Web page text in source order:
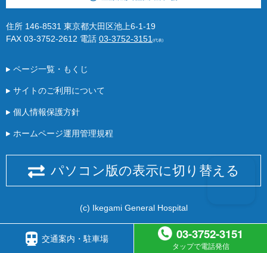
住所 146-8531 東京都大田区池上6-1-19
FAX 03-3752-2612 電話 03-3752-3151 (代表)
ページ一覧・もくじ
サイトのご利用について
個人情報保護方針
ホームページ運用管理規程
パソコン版の表示に切り替える
(c) Ikegami General Hospital
交通案内・駐車場 03-3752-3151
タップで電話発信